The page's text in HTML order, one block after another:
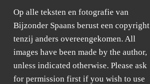
Op alle teksten en fotografie van
Bijzonder Spaans berust een copyright
tenzij anders overeengekomen. All
images have been made by the author,
unless indicated otherwise. Please ask
for permission first if you wish to use